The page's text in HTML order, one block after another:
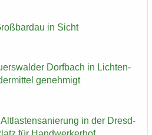
in Sicht
Dorf­bach in Lich­ten­
ge­neh­migt
in der Dresd­